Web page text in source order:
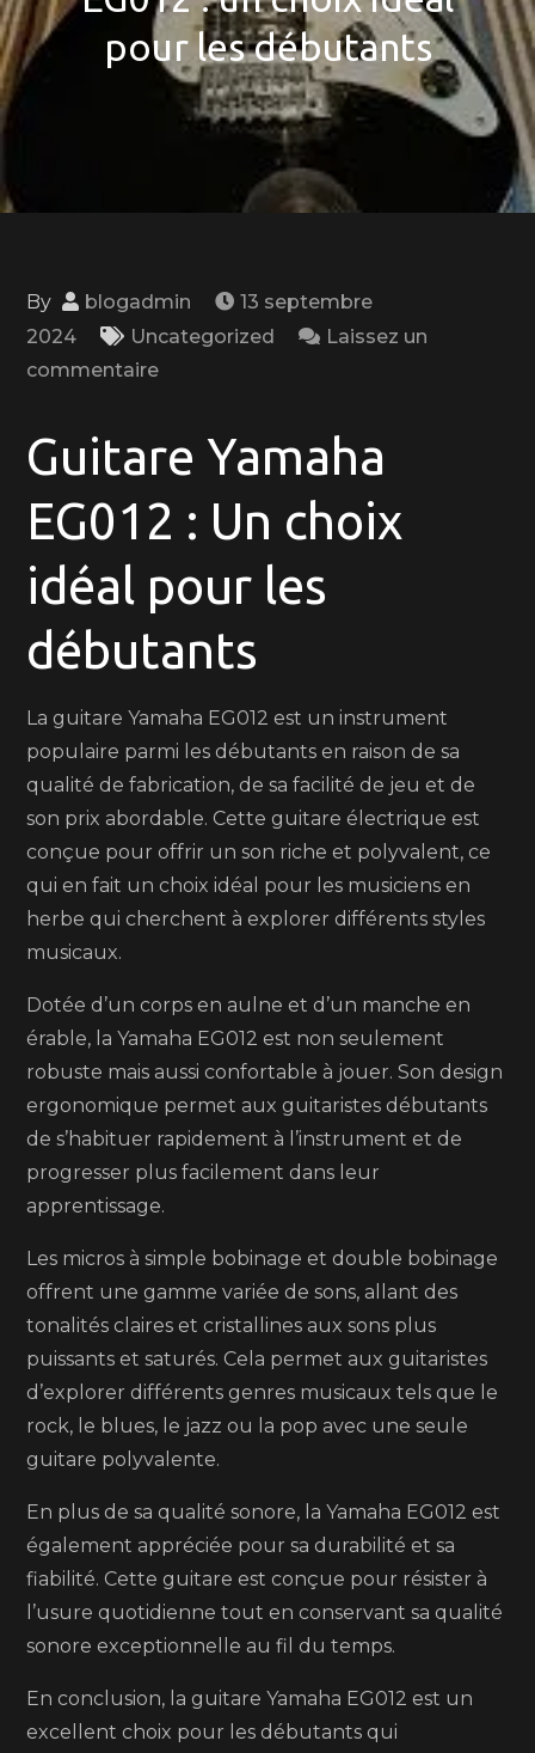
pour les débutants
By blogadmin
13 septembre
2024
Uncategorized
Laissez un
commentaireon
polyvalence
de
la
Yamaha
EG012
:
un
choix
idéal
pour
les
débutants
Guitare Yamaha
EG012 : Un choix
idéal pour les
débutants
La guitare Yamaha EG012 est un instrument
populaire parmi les débutants en raison de sa
qualité de fabrication, de sa facilité de jeu et de
son prix abordable. Cette guitare électrique est
conçue pour offrir un son riche et polyvalent, ce
qui en fait un choix idéal pour les musiciens en
herbe qui cherchent à explorer différents styles
musicaux.
Dotée d’un corps en aulne et d’un manche en
érable, la Yamaha EG012 est non seulement
robuste mais aussi confortable à jouer. Son design
ergonomique permet aux guitaristes débutants
de s’habituer rapidement à l’instrument et de
progresser plus facilement dans leur
apprentissage.
Les micros à simple bobinage et double bobinage
offrent une gamme variée de sons, allant des
tonalités claires et cristallines aux sons plus
puissants et saturés. Cela permet aux guitaristes
d’explorer différents genres musicaux tels que le
rock, le blues, le jazz ou la pop avec une seule
guitare polyvalente.
En plus de sa qualité sonore, la Yamaha EG012 est
également appréciée pour sa durabilité et sa
fiabilité. Cette guitare est conçue pour résister à
l’usure quotidienne tout en conservant sa qualité
sonore exceptionnelle au fil du temps.
En conclusion, la guitare Yamaha EG012 est un
excellent choix pour les débutants qui